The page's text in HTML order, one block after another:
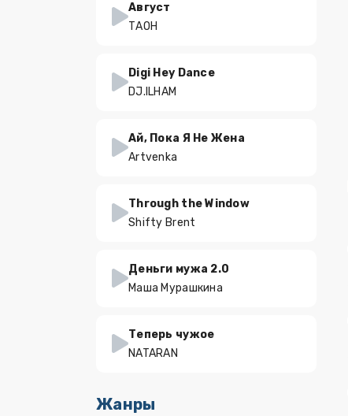
Август
ТАОН
Digi Hey Dance
DJ.ILHAM
Ай, Пока Я Не Жена
Artvenka
Through the Window
Shifty Brent
Деньги мужа 2.0
Маша Мурашкина
Теперь чужое
NATARAN
Жанры